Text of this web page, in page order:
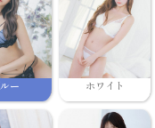
ー ホワイト